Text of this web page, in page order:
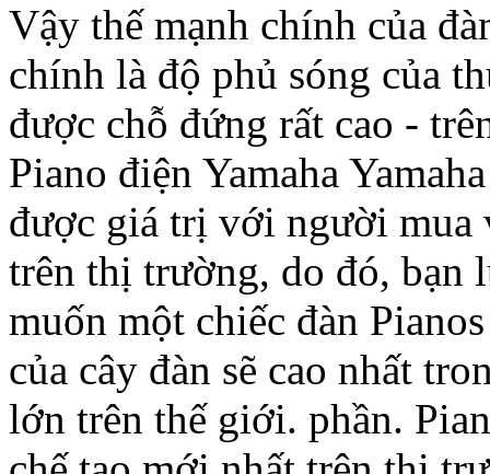
Vậy thế mạnh chính của
chính là độ phủ sóng của
được chỗ đứng rất cao -
Piano điện Yamaha
được giá trị với người mua
trên thị trường, do đó, bạn
muốn một chiếc đàn
của cây đàn sẽ cao nhất
lớn trên thế giới. phần.